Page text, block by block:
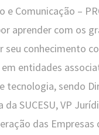
e Comunicação –
aprender com os
seu conhecimento
entidades
tecnologia, sendo
da SUCESU, VP
das Empresas